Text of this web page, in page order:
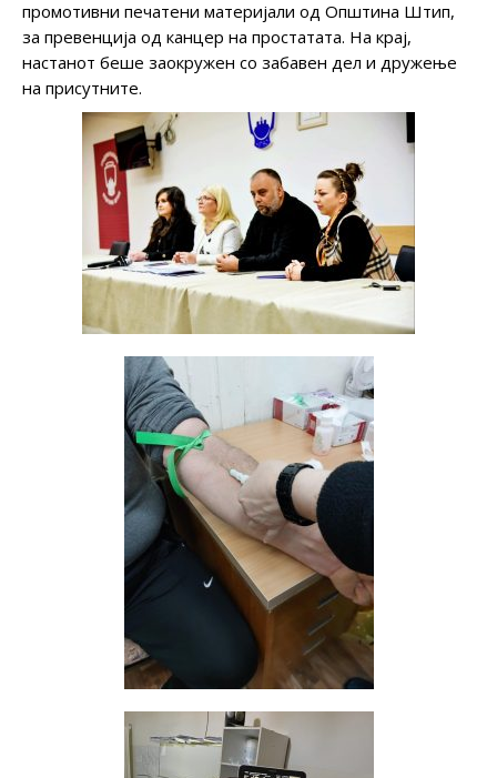
промотивни печатени материјали од Општина Штип,
за превенција од канцер на простатата. На крај,
настанот беше заокружен со забавен дел и дружење
на присутните.